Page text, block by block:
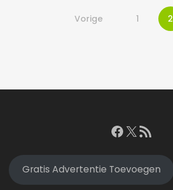
Vorige 1 2
Facebook
X RSS feed
Gratis Advertentie Toevoegen